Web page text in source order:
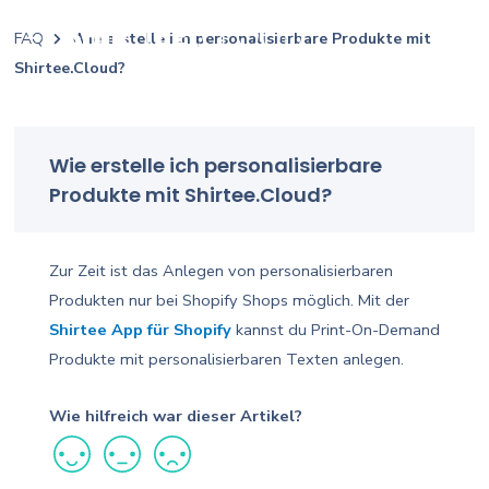
FAQ
Wie erstelle ich personalisierbare Produkte mit
Shirtee.Cloud?
Wie erstelle ich personalisierbare
Produkte mit Shirtee.Cloud?
Zur Zeit ist das Anlegen von personalisierbaren
Produkten nur bei Shopify Shops möglich. Mit der
Shirtee App für Shopifykannst du Print-On-Demand
Produkte mit personalisierbaren Texten anlegen.
Wie hilfreich war dieser Artikel?